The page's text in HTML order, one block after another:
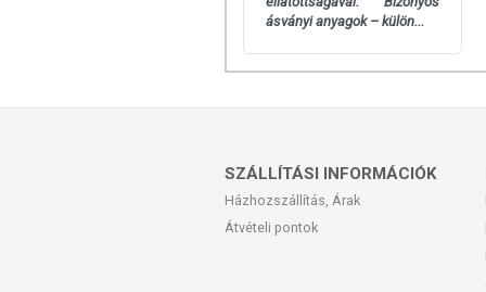
ásványi anyagok – külön...
SZÁLLÍTÁSI INFORMÁCIÓK
Házhozszállítás, Árak
Átvételi pontok